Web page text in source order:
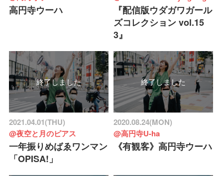
高円寺ウーハ
『配信版ウダガワガール
ズコレクション vol.15
3』
終了しました
2021.04.01(THU)
@夜空と月のピアス
一年振りめばゑワンマン
「OPISA!」
終了しました
2020.08.24(MON)
@高円寺U-ha
《有観客》高円寺ウーハ